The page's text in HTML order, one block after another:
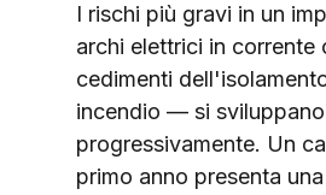
I rischi più gravi in un
archi elettrici in corrente
cedimenti
incendio — si sviluppano
progressivamente. Un
primo anno presenta